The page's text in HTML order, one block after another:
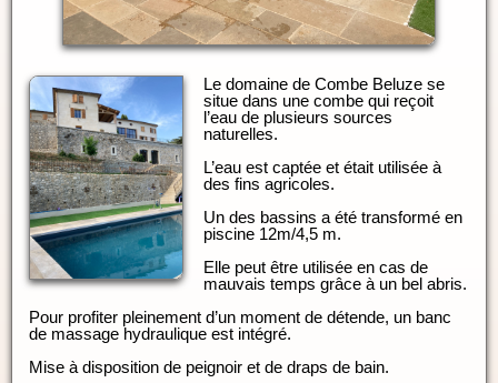
Le domaine de Combe Beluze se
situe dans une combe qui reçoit
l’eau de plusieurs sources
naturelles.
L’eau est captée et était utilisée à
des fins agricoles.
Un des bassins a été transformé en
piscine 12m/4,5 m.
Elle peut être utilisée en cas de
mauvais temps grâce à un bel abris.
Pour profiter pleinement d’un moment de détende, un banc
de massage hydraulique est intégré.
Mise à disposition de peignoir et de draps de bain.